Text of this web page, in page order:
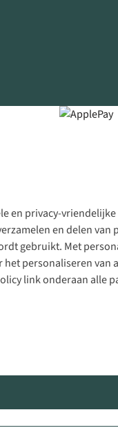
en privacy-
en delen
gebruikt. Met
personaliseren van
link onderaan alle